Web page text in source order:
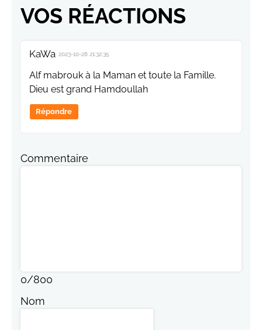
VOS RÉACTIONS
KaWa 2023-10-28 21:32:35
Alf mabrouk à la Maman et toute la Famille.
Dieu est grand Hamdoullah
Répondre
Commentaire
0/800
Nom